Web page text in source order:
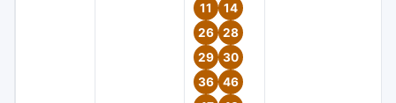
11
14
26
28
29
30
36
46